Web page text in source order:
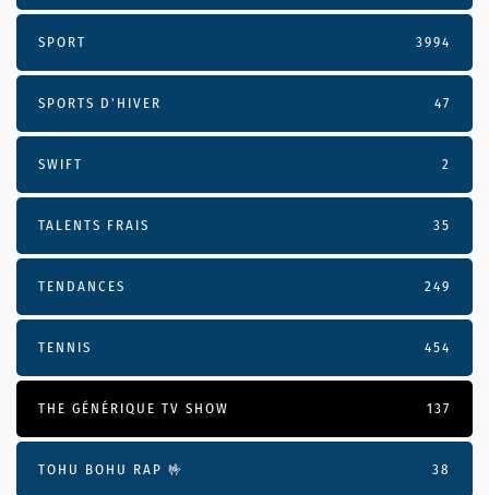
SPORT 3994
SPORTS D'HIVER 47
SWIFT 2
TALENTS FRAIS 35
TENDANCES 249
TENNIS 454
THE GÉNÉRIQUE TV SHOW 137
TOHU BOHU RAP 🤟 38